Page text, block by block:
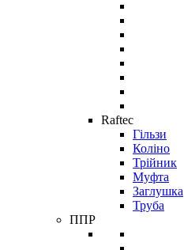
Raftec
Гільзи
Коліно
Трійник
Муфта
Заглушка
Труба
ППР